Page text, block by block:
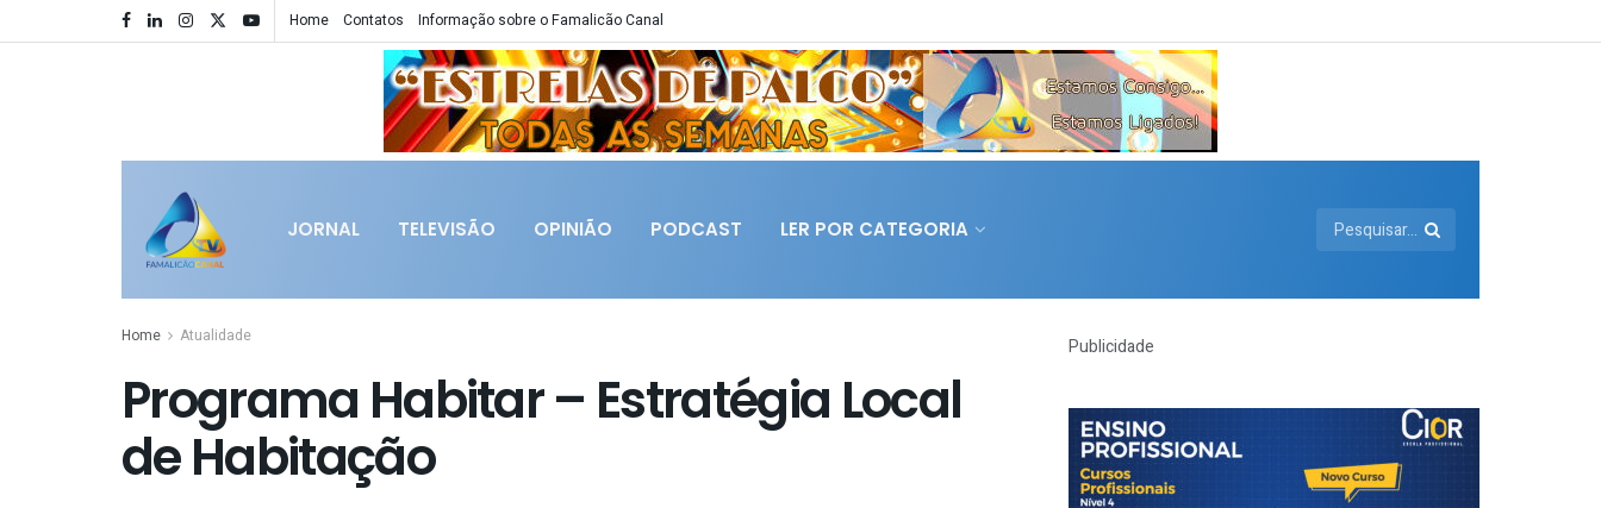
Home Contatos Informação sobre o Famalicão Canal
JORNAL TELEVISÃO OPINIÃO PODCAST LER POR CATEGORIA
Home Atualidade
Programa Habitar – Estratégia Local
de Habitação
Publicidade